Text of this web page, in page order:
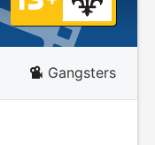
Gangsters